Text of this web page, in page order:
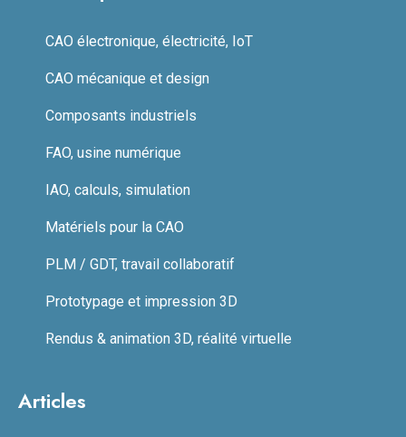
CAO électronique, électricité, IoT
CAO mécanique et design
Composants industriels
FAO, usine numérique
IAO, calculs, simulation
Matériels pour la CAO
PLM / GDT, travail collaboratif
Prototypage et impression 3D
Rendus & animation 3D, réalité virtuelle
Articles